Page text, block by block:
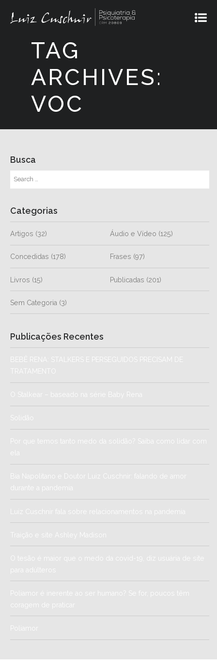
TAG
ARCHIVES:
VOC
Busca
Categorias
Artigos (32) Áudio e Vídeo (125)
Concedidas (178) Frases (97)
Livros (15) Publicadas (201)
Sem Categoria (3)
Publicações Recentes
BEBÊ RENA: STALKERS E PERSEGUIDOS PRECISAM DE
TRATAMENTO
O Stalkear – baseado na série Baby Rena
Solidão
Por que temos tanto medo da solidão? Saiba como lidar com
ela
Bia Napolitano e Doutor Luiz Cuschnir: falando de amor
durante a pandemia
Luiz Cuschnir fala sobre relacionamentos na pandemia
Traição e site Ashley Madison
O tesão é maior que o medo da covid-19, diz usuária de site
para adúlteros
Poliamor é inerente ao ser humano? Se for, poucos têm
coragem de praticar
Poliamor